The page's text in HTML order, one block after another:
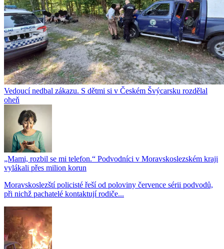
Vedoucí nedbal zákazu. S dětmi si v Českém Švýcarsku rozdělal
oheň
„Mami, rozbil se mi telefon.“ Podvodníci v Moravskoslezském kraji
vylákali přes milion korun
Moravskoslezští policisté řeší od poloviny července sérii podvodů,
při nichž pachatelé kontaktují rodiče...